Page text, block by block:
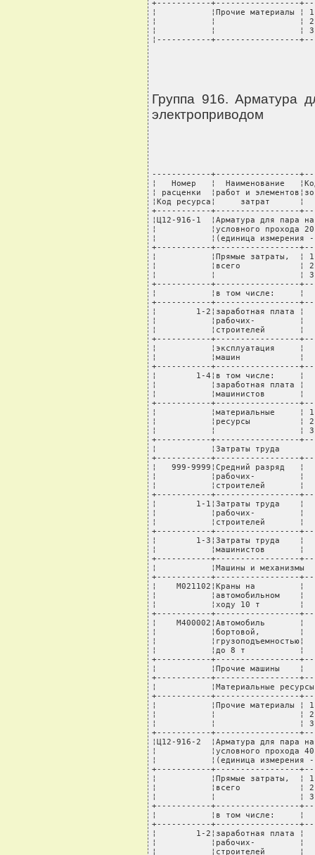
Группа 916. Арматура
электроприводом
------------+-----------------+----T---------+-------+---------+----------+---------
¦   Номер   ¦  Наименование   ¦Код ¦ Единица ¦ Норма ¦Стоимость¦  Всего   ¦В том числе: ¦
¦ расценки  ¦работ и элементов¦зоны¦измерения¦расхода¦единицы, ¦стоимость,¦транспортные ¦
¦Код ресурса¦     затрат      ¦    ¦         ¦       ¦  руб.   ¦   руб.   ¦расходы, руб.¦
+-----------+-----------------+----+---------+-------+---------+----------+-------------+
¦Ц12-916-1  ¦Арматура для пара на условное давление 80 МПа с электроприводом, диаметр   ¦
¦           ¦условного прохода 20 мм                                                    ¦
¦           ¦(единица измерения - шт)                                                   ¦
+-----------+-----------------+----T---------+-------+---------+----------+-------------+
¦           ¦Прямые затраты,  ¦ 1  ¦  руб.   ¦       ¦         ¦     42313¦          299¦
¦           ¦всего            ¦ 2  ¦         ¦       ¦         ¦     42812¦          788¦
¦           ¦                 ¦ 3  ¦         ¦       ¦         ¦     42439¦          423¦
+-----------+-----------------+----+---------+-------+---------+----------+-------------+
¦           ¦в том числе:     ¦    ¦         ¦       ¦         ¦          ¦             ¦
+-----------+-----------------+----+---------+-------+---------+----------+-------------+
¦        1-2¦заработная плата ¦    ¦  руб.   ¦       ¦         ¦     23849¦             ¦
¦           ¦рабочих-         ¦    ¦         ¦       ¦         ¦          ¦             ¦
¦           ¦строителей       ¦    ¦         ¦       ¦         ¦          ¦             ¦
+-----------+-----------------+----+---------+-------+---------+----------+-------------+
¦           ¦эксплуатация     ¦    ¦  руб.   ¦       ¦         ¦      9090¦             ¦
¦           ¦машин            ¦    ¦         ¦       ¦         ¦          ¦             ¦
+-----------+-----------------+----+---------+-------+---------+----------+-------------+
¦        1-4¦в том числе:     ¦    ¦  руб.   ¦       ¦         ¦       676¦             ¦
¦           ¦заработная плата ¦    ¦         ¦       ¦         ¦          ¦             ¦
¦           ¦машинистов       ¦    ¦         ¦       ¦         ¦          ¦             ¦
+-----------+-----------------+----+---------+-------+---------+----------+-------------+
¦           ¦материальные     ¦ 1  ¦  руб.   ¦       ¦         ¦      9374¦          299¦
¦           ¦ресурсы          ¦ 2  ¦         ¦       ¦         ¦      9873¦          788¦
¦           ¦                 ¦ 3  ¦         ¦       ¦         ¦      9500¦          423¦
+-----------+-----------------+----+---------+-------+---------+----------+-------------+
¦           ¦Затраты труда                                                              ¦
+-----------+-----------------+----T---------+-------+---------+----------+-------------+
¦   999-9999¦Средний разряд   ¦    ¦         ¦    5,1¦         ¦          ¦             ¦
¦           ¦рабочих-         ¦    ¦         ¦       ¦         ¦          ¦             ¦
¦           ¦строителей       ¦    ¦         ¦       ¦         ¦          ¦             ¦
+-----------+-----------------+----+---------+-------+---------+----------+-------------+
¦        1-1¦Затраты труда    ¦    ¦ чел.-ч  ¦      9¦         ¦          ¦             ¦
¦           ¦рабочих-         ¦    ¦         ¦       ¦         ¦          ¦             ¦
¦           ¦строителей       ¦    ¦         ¦       ¦         ¦          ¦             ¦
+-----------+-----------------+----+---------+-------+---------+----------+-------------+
¦        1-3¦Затраты труда    ¦    ¦ чел.-ч  ¦   0,24¦         ¦          ¦             ¦
¦           ¦машинистов       ¦    ¦         ¦       ¦         ¦          ¦